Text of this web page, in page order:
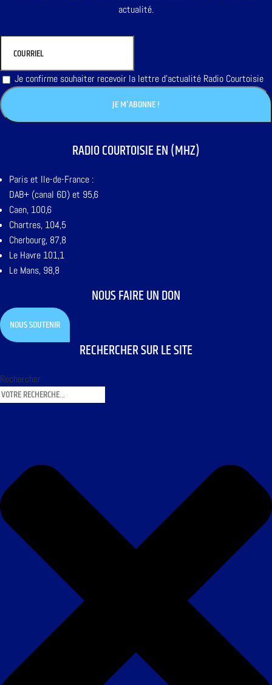
actualité.
Je confirme souhaiter recevoir la lettre d'actualité Radio Courtoisie
RADIO COURTOISIE EN (MHZ)
Paris et Ile-de-France :
DAB+ (canal 6D) et 95,6
Caen, 100,6
Chartres, 104,5
Cherbourg, 87,8
Le Havre 101,1
Le Mans, 98,8
NOUS FAIRE UN DON
NOUS SOUTENIR
RECHERCHER SUR LE SITE
Rechercher